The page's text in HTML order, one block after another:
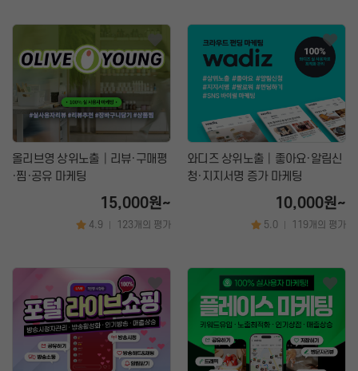
올리브영 상위노출│리뷰·구매평
·찜·공유 마케팅
15,000원~
4.9 123개의 평가
와디즈 상위노출│좋아요·알림신
청·지지서명 증가 마케팅
10,000원~
5.0 119개의 평가